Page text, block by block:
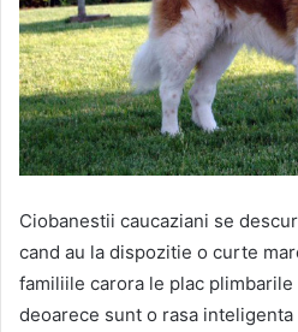
Ciobanestii caucaziani se
cand au la dispozitie o curte
familiile carora le plac
deoarece sunt o rasa